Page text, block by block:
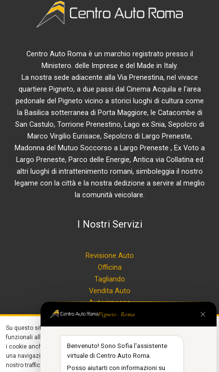
Centro Auto Roma è un marchio registrato presso il
Ministero. delle Imprese e del Made in Italy.
La nostra sede adiacente alla Via Prenestina, nel vivace
quartiere Pigneto, a due passi dal Cinema Acquila e l'area
pedonale del Pigneto vicino a storici luoghi di cultura come
la Basilica sotterranea di Porta Maggiore, le Catacombe di
San Castulo, Torrione Prenestino, Lago ex Snia, Sepolcro di
Marco Virgilio Eurisace, Sepolcro di Largo Preneste,
Madonna del Mutuo Soccorso a Largo Preneste , Ex Voto a
Largo Preneste, Parco delle Energie, Antica via Collatina ed
altri luoghi di intrattenimento romani, simboleggia il nostro
legame con la città e la nostra dedizione a servire al meglio
la comunità veicolare.
I Nostri Servizi
Revisione Auto
Officina
Tagliando
Vendita Auto
Autorimessa
Ricarica auto elettriche
Contattaci
Vieni a Trovarci
Pigneto · Roma
Benvenuto! Sono Sofia l'assistente
virtuale di Centro Auto Roma.
Posso aiutarti con informazioni su
×
Su questo sito utilizziamocookie tecnicinecessari alla navigazione e
funzionali all'erogazione del servizio. Con il tuo consenso, utilizziamo
i cookie anche per
personalizzare contenuti ed annunci, per fornirti
una navigazione migliore, facilitare le interazioni social e analizzare il
nostro traffico.